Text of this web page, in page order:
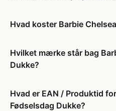
Hvad koster Barbie
Hvilket mærke står bag
Dukke?
Hvad er EAN / Produktid
Fødselsdag Dukke?